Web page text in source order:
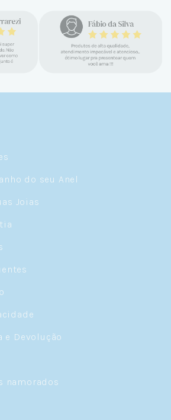
a Céu. Atendimento
verdadeiras jóias prata 925,
incríveis. Virei cliente fiel
pratas que são lindas, tem
e preço super justo. Fora
do seu Anel
Joias
e Devolução
namorados